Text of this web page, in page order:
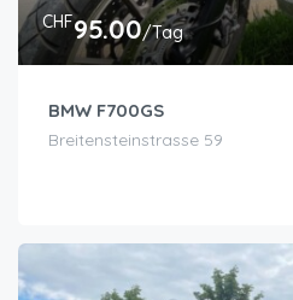
CHF95.00/Tag
BMW F700GS
Breitensteinstrasse 59